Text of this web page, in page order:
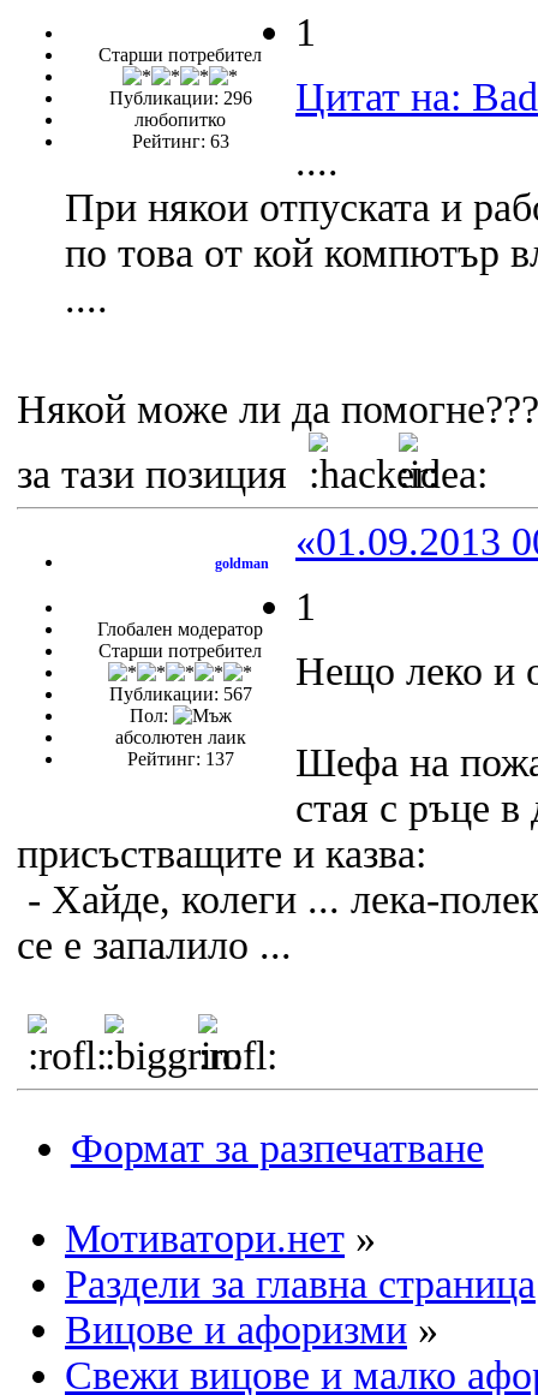
Старши потребител
Публикации: 296
любопитко
Рейтинг: 63
1
Цитат на:
....
При някои отпуската и
по това от кой компютър
....
Някой може ли да
за тази позиция
goldman
Глобален модератор
Старши потребител
Публикации: 567
Пол:
абсолютен лаик
Рейтинг: 137
«01.09.2013
1
Нещо леко и
Шефа на
стая с ръце
присъстващите и казва:
- Хайде, колеги ... лека-
се е запалило ...
Формат за разпечатване
Мотиватори.нет »
Раздели за главна страница
Вицове и афоризми »
Свежи вицове и малко